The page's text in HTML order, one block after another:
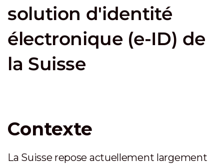
solution d'identité
électronique (e-ID) de
la Suisse
Contexte
La Suisse repose actuellement largement